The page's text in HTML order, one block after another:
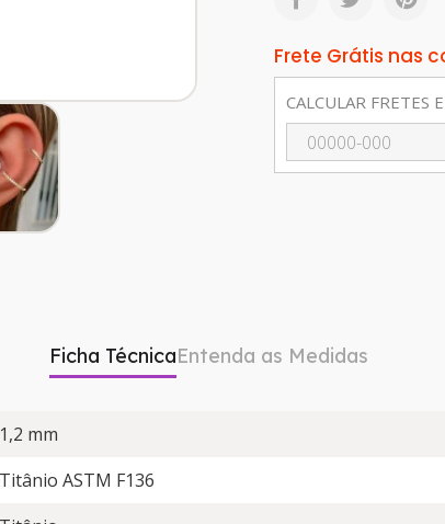
Frete Grátis nas
CALCULAR FRETES
Ficha TécnicaEntenda as Medidas
1,2 mm
Titânio ASTM F136